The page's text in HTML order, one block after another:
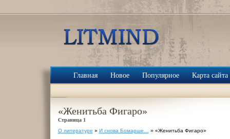
Главная Новое Популярное Карта сайта
«Женитьба Фигаро»
Страница 1
О литературе » И снова Бомарше… » «Женитьба Фигаро»